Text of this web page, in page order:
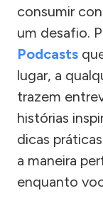
consumir
um desafio.
Podcasts
lugar, a
trazem
histórias
dicas
a maneira
enquanto